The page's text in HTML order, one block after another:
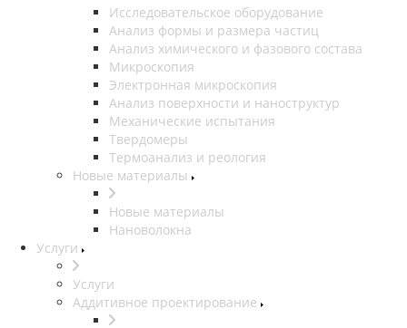
Исследовательское оборудование
Анализ формы и размера частиц
Анализ химического и фазового состава
Микроскопия
Электронная микроскопия
Анализ поверхности и наноструктур
Механические испытания
Твердомеры
Термоанализ и реология
Новые материалы
Новые материалы
Нановолокна
Услуги
Услуги
Аддитивное проектирование